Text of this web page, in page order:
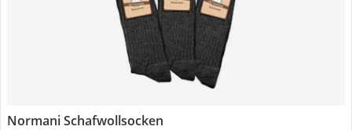
Normani Schafwollsocken